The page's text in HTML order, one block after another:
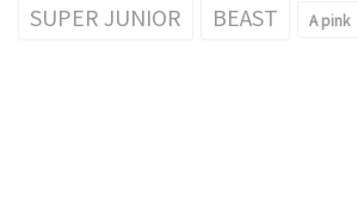
SUPER JUNIOR BEAST A pink